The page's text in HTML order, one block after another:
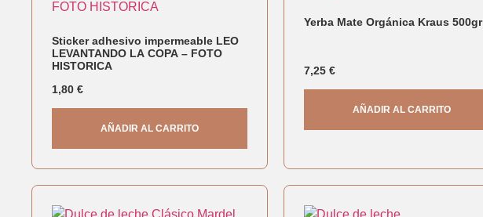
Sticker adhesivo impermeable LEO
LEVANTANDO LA COPA – FOTO
HISTORICA
1,80 €
AÑADIR AL CARRITO
Yerba Mate Orgánica Kraus 500gr
7,25 €
AÑADIR AL CARRITO